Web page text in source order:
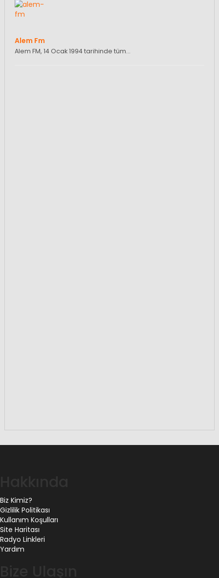
Alem Fm
Alem FM, 14 Ocak 1994 tarihinde tüm…
Biz Kimiz?
Gizlilik Politikası
Kullanım Koşulları
Site Haritası
Radyo Linkleri
Yardım